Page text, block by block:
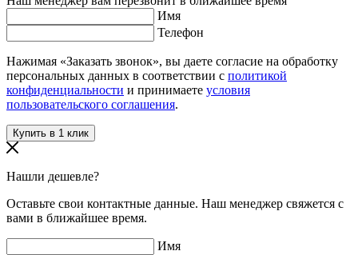
Имя
Телефон
Нажимая «Заказать звонок», вы даете согласие на обработку
персональных данных в соответствии с политикой
конфиденциальности и принимаете условия
пользовательского соглашения.
Нашли дешевле?
Оставьте свои контактные данные. Наш менеджер свяжется с
вами в ближайшее время.
Имя